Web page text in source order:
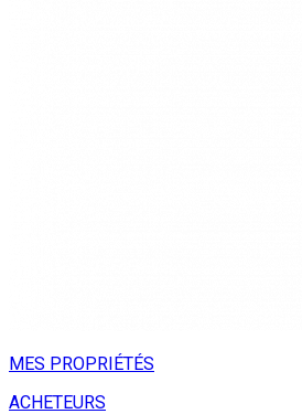
MES PROPRIÉTÉS
ACHETEURS